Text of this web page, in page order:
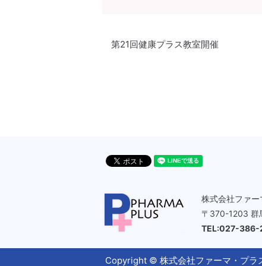
第21回健康プラス教室開催
株式会社ファー
〒370-1203 群
TEL:027-
Copyright © 株式会社ファーマ・プラ